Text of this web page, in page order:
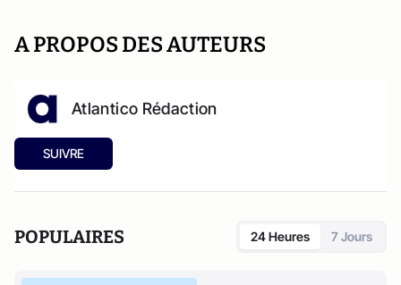
A PROPOS DES AUTEURS
Atlantico Rédaction
SUIVRE
POPULAIRES 24 Heures 7 Jours